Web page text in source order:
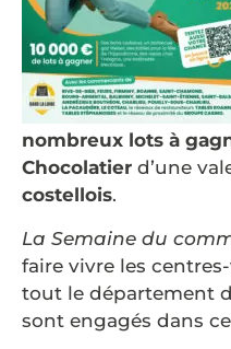
nombreux lots à
Chocolatier d’une
costellois.
La Semaine du
faire vivre les
tout le département
sont engagés dans